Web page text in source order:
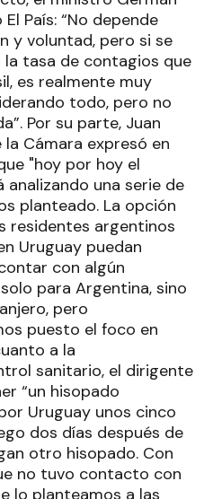
País: “No depende
y voluntad, pero si se
la tasa de contagios que
es realmente muy
todo, pero no
Por su parte, Juan
Cámara expresó en
"hoy por hoy el
una serie de
planteado. La opción
residentes argentinos
Uruguay puedan
con algún
para Argentina, sino
pero
puesto el foco en
a la
sanitario, el dirigente
“un hisopado
Uruguay unos cinco
dos días después de
otro hisopado. Con
no tuvo contacto con
lo planteamos a las